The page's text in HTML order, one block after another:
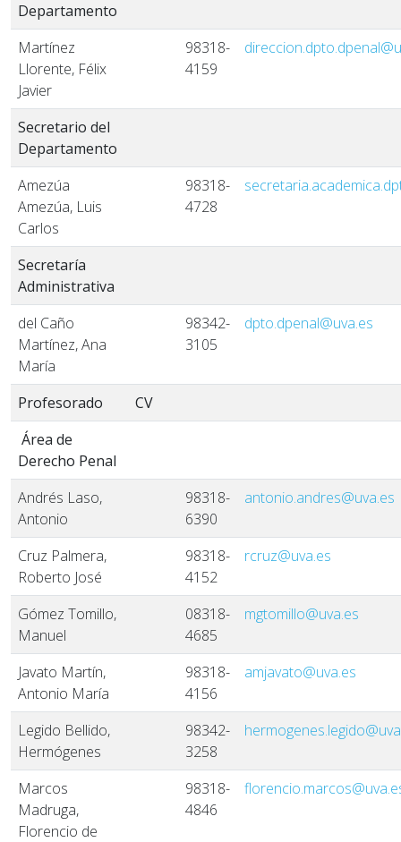
Departamento
Martínez
Llorente, Félix
Javier
98318-
4159
Secretario del
Departamento
Amezúa
Amezúa, Luis
Carlos
98318-
4728
Secretaría
Administrativa
del Caño
Martínez, Ana
María
98342-
3105
dpto.dpenal@uva.es
Profesorado
CV
Área de
Derecho Penal
Andrés Laso,
Antonio
98318-
6390
antonio.andres@uva.es
Cruz Palmera,
Roberto José
98318-
4152
rcruz@uva.es
Gómez Tomillo,
Manuel
08318-
4685
mgtomillo@uva.es
Javato Martín,
Antonio María
98318-
4156
amjavato@uva.es
Legido Bellido,
Hermógenes
98342-
3258
Marcos
Madruga,
Florencio de
98318-
4846